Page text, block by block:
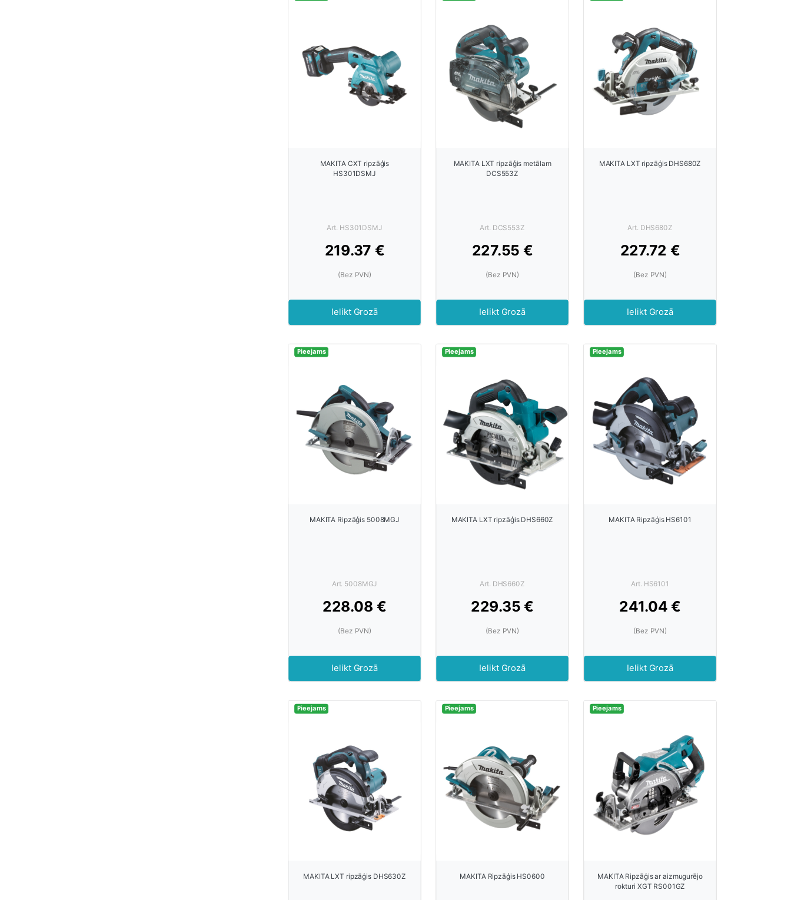
MAKITA CXT ripzāģis
HS301DSMJ
Art. HS301DSMJ
219.37 €
(Bez PVN)
Ielikt Grozā
MAKITA LXT ripzāģis metālam
DCS553Z
Art. DCS553Z
227.55 €
(Bez PVN)
Ielikt Grozā
MAKITA LXT ripzāģis DHS680Z
Art. DHS680Z
227.72 €
(Bez PVN)
Ielikt Grozā
Pieejams
MAKITA Ripzāģis 5008MGJ
Art. 5008MGJ
228.08 €
(Bez PVN)
Ielikt Grozā
Pieejams
MAKITA LXT ripzāģis DHS660Z
Art. DHS660Z
229.35 €
(Bez PVN)
Ielikt Grozā
Pieejams
MAKITA Ripzāģis HS6101
Art. HS6101
241.04 €
(Bez PVN)
Ielikt Grozā
Pieejams
MAKITA LXT ripzāģis DHS630Z
Pieejams
MAKITA Ripzāģis HS0600
Pieejams
MAKITA Ripzāģis ar aizmugurējo
rokturi XGT RS001GZ